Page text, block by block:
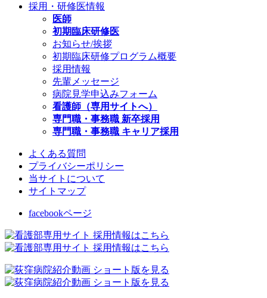
採用・研修医情報
医師
初期臨床研修医
お知らせ/挨拶
初期臨床研修プログラム概要
採用情報
先輩メッセージ
病院見学申込みフォーム
看護師（専用サイトへ）
専門職・事務職 新卒採用
専門職・事務職 キャリア採用
よくある質問
プライバシーポリシー
当サイトについて
サイトマップ
facebookページ